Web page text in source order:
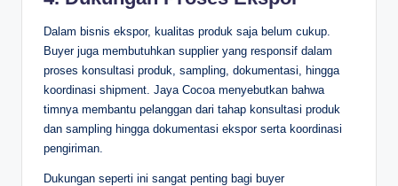
Dalam bisnis ekspor, kualitas produk saja belum cukup.
Buyer juga membutuhkan supplier yang responsif dalam
proses konsultasi produk, sampling, dokumentasi, hingga
koordinasi shipment. Jaya Cocoa menyebutkan bahwa
timnya membantu pelanggan dari tahap konsultasi produk
dan sampling hingga dokumentasi ekspor serta koordinasi
pengiriman.
Dukungan seperti ini sangat penting bagi buyer